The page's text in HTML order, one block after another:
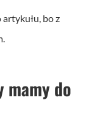
bo z
mamy do